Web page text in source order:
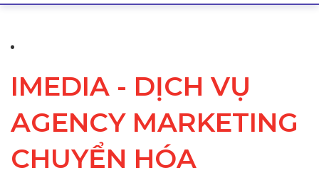
IMEDIA - DỊCH VỤ
AGENCY MARKETING
CHUYỂN HÓA